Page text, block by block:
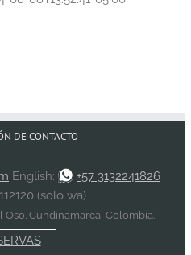
DE CONTACTO
English:
+57 3132241826
(solo wa)
Oso. Cundinamarca, Colombia.